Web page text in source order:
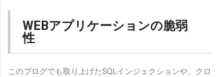
WEBアプリケーションの脆弱
性
このブログでも取り上げたSQLインジェクションや、クロ